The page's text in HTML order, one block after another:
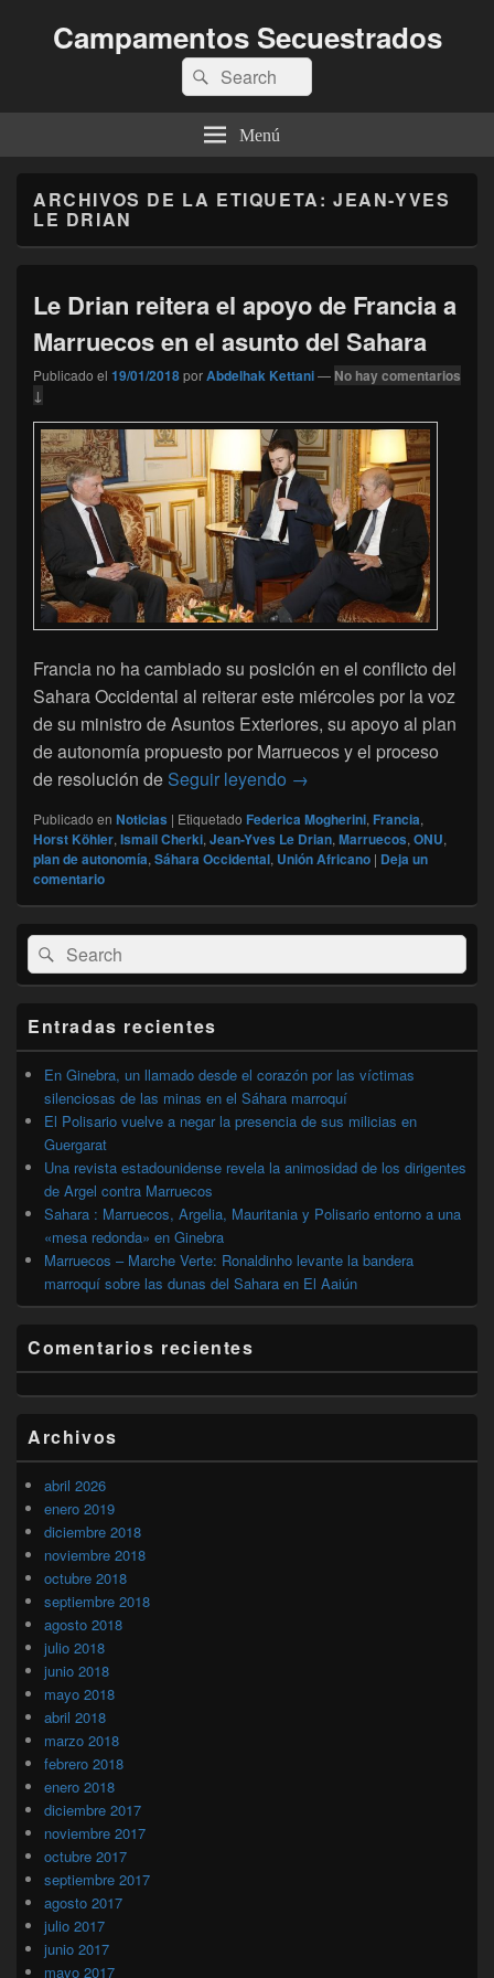
Campamentos Secuestrados
Buscar
por:
Buscar
Menú
ARCHIVOS DE LA ETIQUETA:JEAN-YVES
LE DRIAN
Le Drian reitera el apoyo de Francia a
Marruecos en el asunto del Sahara
Publicado el 19/01/2018porAbdelhak Kettani— No hay comentarios
↓
Francia no ha cambiado su posición en el conflicto del
Sahara Occidental al reiterar este miércoles por la voz
de su ministro de Asuntos Exteriores, su apoyo al plan
de autonomía propuesto por Marruecos y el proceso
de resolución de Seguir leyendo Le Drian reitera el apoyo
→
Publicado en Noticias | Etiquetado Federica Mogherini, Francia,
Horst Köhler,Ismail Cherki,Jean-Yves Le Drian,Marruecos,ONU,
plan de autonomía,Sáhara Occidental, Unión Africano | Deja un
comentario
El
área
de
lateral
primaria
Buscar
por:
Buscar
Entradas recientes
En Ginebra, un llamado desde el corazón por las víctimas
silenciosas de las minas en el Sáhara marroquí
El Polisario vuelve a negar la presencia de sus milicias en
Guergarat
Una revista estadounidense revela la animosidad de los dirigentes
de Argel contra Marruecos
Sahara : Marruecos, Argelia, Mauritania y Polisario entorno a una
«mesa redonda» en Ginebra
Marruecos – Marche Verte: Ronaldinho levante la bandera
marroquí sobre las dunas del Sahara en El Aaiún
Comentarios recientes
Archivos
abril 2026
enero 2019
diciembre 2018
noviembre 2018
octubre 2018
septiembre 2018
agosto 2018
julio 2018
junio 2018
mayo 2018
abril 2018
marzo 2018
febrero 2018
enero 2018
diciembre 2017
noviembre 2017
octubre 2017
septiembre 2017
agosto 2017
julio 2017
junio 2017
mayo 2017